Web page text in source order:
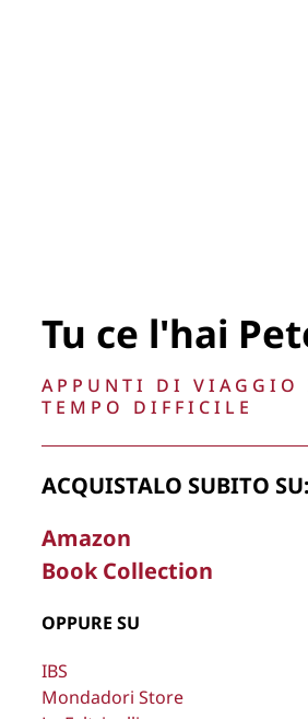
Tu ce l'hai
APPUNTI DI VIAGGIO
TEMPO DIFFICILE
ACQUISTALO SUBITO SU:
Amazon
Book Collection
OPPURE SU
IBS
Mondadori Store